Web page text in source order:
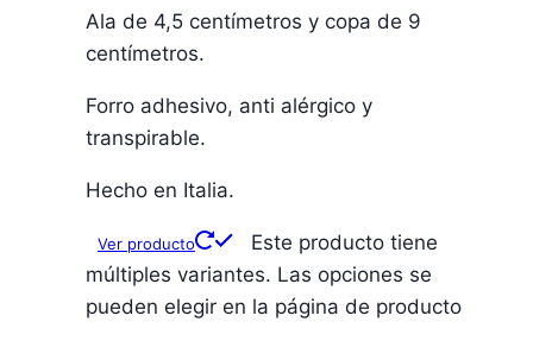
Ala de 4,5 centímetros y copa de 9
centímetros.
Forro adhesivo, anti alérgico y
transpirable.
Hecho en Italia.
Ver producto
Este producto tiene
múltiples variantes. Las opciones se
pueden elegir en la página de producto